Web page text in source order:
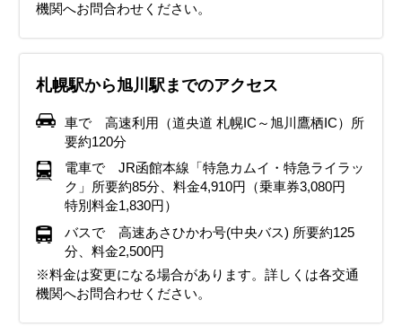
旭山動物園冬期開園、あさひかわ街あかりイルミネーション、ス
旭川冬まつり、層雲峡温泉氷瀑まつり、氷彫刻世界大会、あさひ
ル、
スキー・スノボー、スノーアクティビティ
機関へお問合わせください。
札幌駅から旭川駅までのアクセス
車で 高速利用（道央道 札幌IC～旭川鷹栖IC）所
要約120分
電車で JR函館本線「特急カムイ・特急ライラッ
ク」所要約85分、料金4,910円（乗車券3,080円
特別料金1,830円）
バスで 高速あさひかわ号(中央バス) 所要約125
分、料金2,500円
※料金は変更になる場合があります。詳しくは各交通
機関へお問合わせください。